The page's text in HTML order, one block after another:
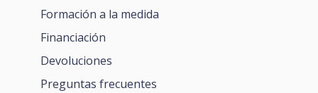
Formación a la medida
Financiación
Devoluciones
Preguntas frecuentes